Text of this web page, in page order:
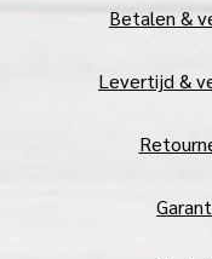
Betalen &
Levertijd &